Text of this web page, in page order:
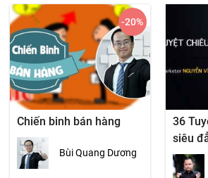
Chiến binh bán hàng
Bùi Quang Dương
-20%
36
siêu